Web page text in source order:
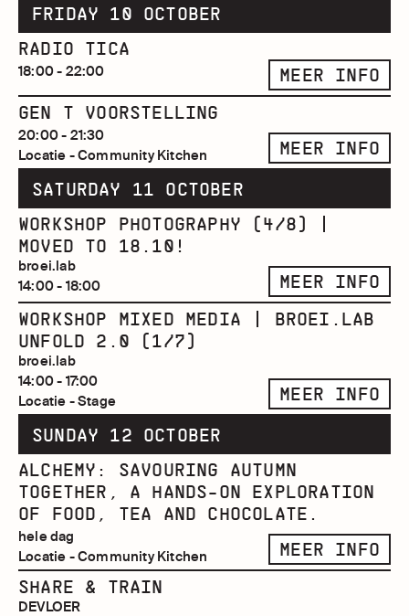
FRIDAY 10 OCTOBER
RADIO TICA
18:00 - 22:00
MEER INFO
GEN T VOORSTELLING
20:00 - 21:30
Locatie - Community Kitchen
MEER INFO
SATURDAY 11 OCTOBER
WORKSHOP PHOTOGRAPHY (4/8) |
MOVED TO 18.10!
broei.lab
14:00 - 18:00
MEER INFO
WORKSHOP MIXED MEDIA | BROEI.LAB
UNFOLD 2.0 (1/7)
broei.lab
14:00 - 17:00
Locatie - Stage
MEER INFO
SUNDAY 12 OCTOBER
ALCHEMY: SAVOURING AUTUMN
TOGETHER, A HANDS-ON EXPLORATION
OF FOOD, TEA AND CHOCOLATE.
hele dag
Locatie - Community Kitchen
MEER INFO
SHARE & TRAIN
DEVLOER